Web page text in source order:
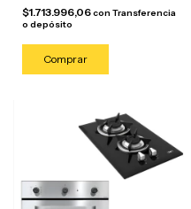
$1.713.996,06con Transferencia
o depósito